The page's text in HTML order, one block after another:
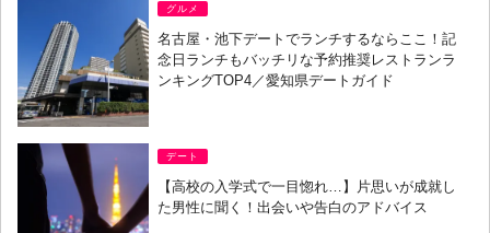
グルメ
名古屋・池下デートでランチするならここ！記
念日ランチもバッチリな予約推奨レストランラ
ンキングTOP4／愛知県デートガイド
デート
【高校の入学式で一目惚れ…】片思いが成就し
た男性に聞く！出会いや告白のアドバイス